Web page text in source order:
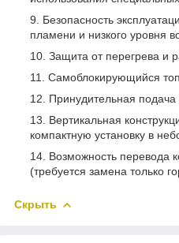
Безопасность
пламени и низкого уровня
Защита от перегрева и
Самоблокирующийся
Принудительная подача
Вертикальная
компактную установку в
Возможность перевода
(требуется замена только
Скрыть